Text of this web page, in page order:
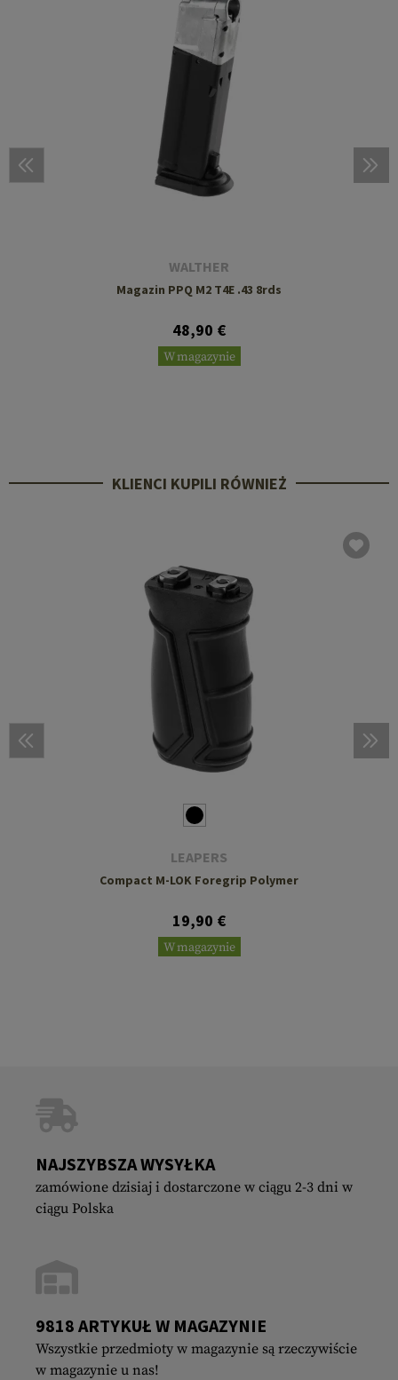
WALTHER
Magazin PPQ M2 T4E .43 8rds
48,90 €
W magazynie
KLIENCI KUPILI RÓWNIEŻ
LEAPERS
Compact M-LOK Foregrip Polymer
19,90 €
W magazynie
NAJSZYBSZA WYSYŁKA
zamówione dzisiaj i dostarczone w ciągu 2-3 dni w
ciągu Polska
9818 ARTYKUŁ W MAGAZYNIE
Wszystkie przedmioty w magazynie są rzeczywiście
w magazynie u nas!